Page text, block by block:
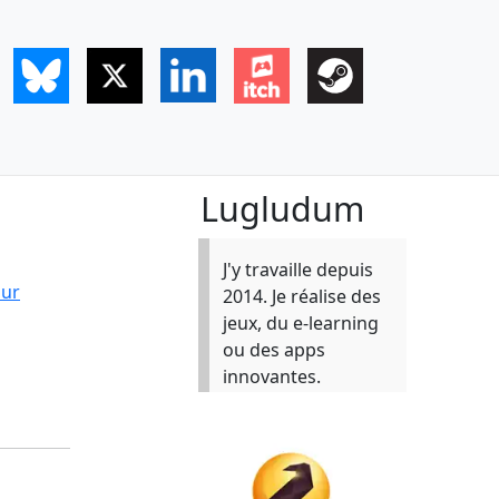
Lugludum
J'y travaille depuis
2014. Je réalise des
jeux, du e-learning
ou des apps
innovantes.